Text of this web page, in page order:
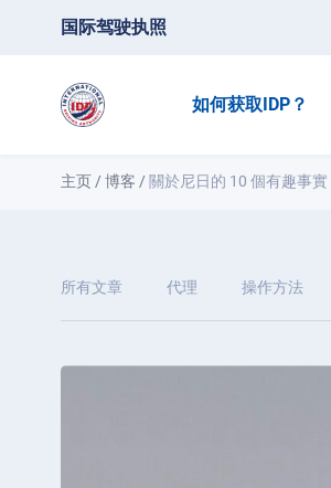
国际驾驶执照
如何获取IDP？
主页 /博客 / 關於尼日的 10 個有趣事實
所有文章 代理 操作方法